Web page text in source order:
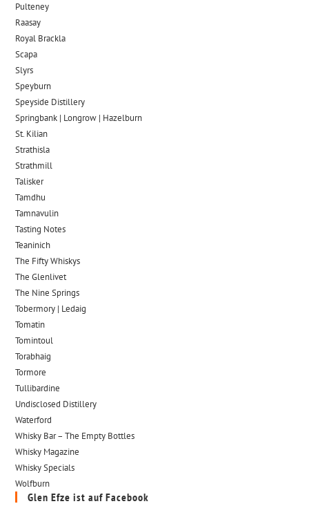
Pulteney
Raasay
Royal Brackla
Scapa
Slyrs
Speyburn
Speyside Distillery
Springbank | Longrow | Hazelburn
St. Kilian
Strathisla
Strathmill
Talisker
Tamdhu
Tamnavulin
Tasting Notes
Teaninich
The Fifty Whiskys
The Glenlivet
The Nine Springs
Tobermory | Ledaig
Tomatin
Tomintoul
Torabhaig
Tormore
Tullibardine
Undisclosed Distillery
Waterford
Whisky Bar – The Empty Bottles
Whisky Magazine
Whisky Specials
Wolfburn
Glen Efze ist auf Facebook